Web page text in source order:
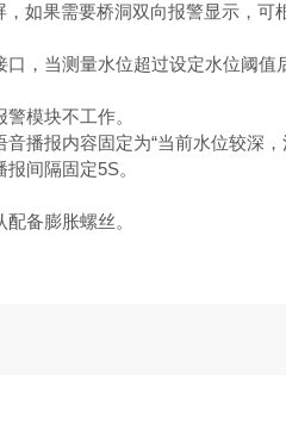
如果需要桥洞双向报警显示，可
，当测量水位超过设定水位阈
模块不工作。
音播报内容固定为“当前水位较深
间隔固定5S。
备膨胀螺丝。